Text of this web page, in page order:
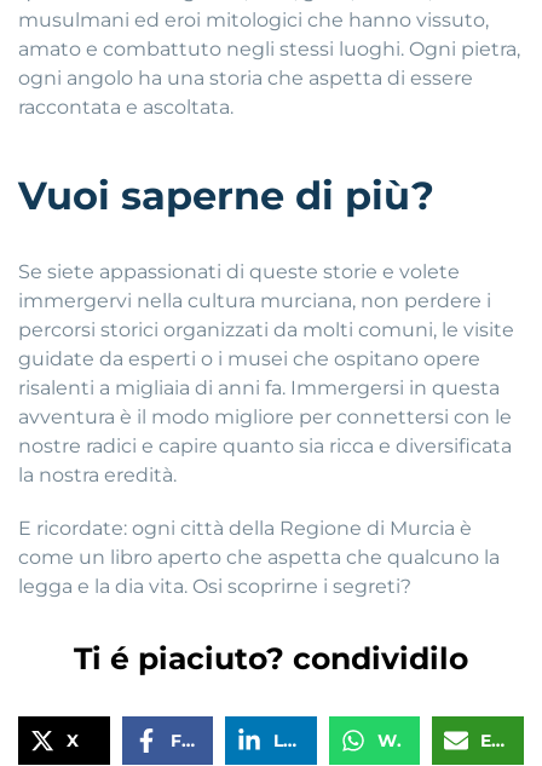
musulmani ed eroi mitologici che hanno vissuto,
amato e combattuto negli stessi luoghi. Ogni pietra,
ogni angolo ha una storia che aspetta di essere
raccontata e ascoltata.
Vuoi saperne di più?
Se siete appassionati di queste storie e volete
immergervi nella cultura murciana, non perdere i
percorsi storici organizzati da molti comuni, le visite
guidate da esperti o i musei che ospitano opere
risalenti a migliaia di anni fa. Immergersi in questa
avventura è il modo migliore per connettersi con le
nostre radici e capire quanto sia ricca e diversificata
la nostra eredità.
E ricordate: ogni città della Regione di Murcia è
come un libro aperto che aspetta che qualcuno la
legga e la dia vita. Osi scoprirne i segreti?
Ti é piaciuto? condividilo
X Facebook LinkedIn WhatsApp Email